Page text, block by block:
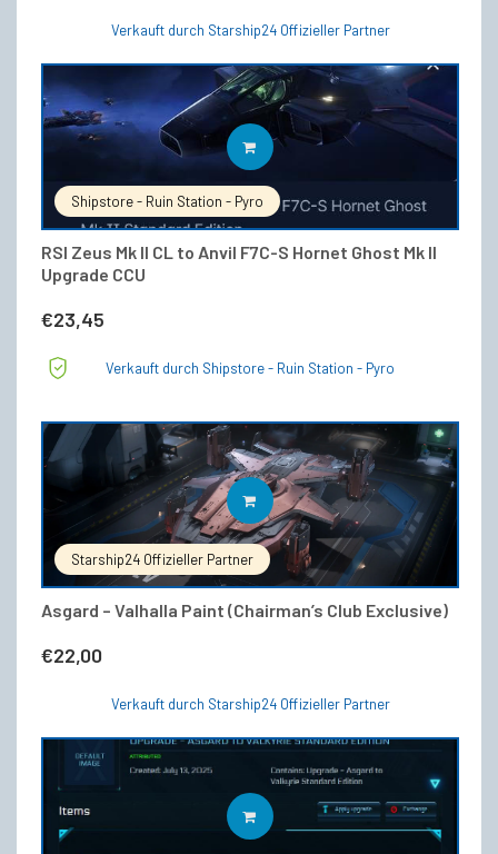
Verkauft durch Starship24 Offizieller Partner
Shipstore - Ruin Station - Pyro
RSI Zeus Mk II CL to Anvil F7C-S Hornet Ghost Mk II
Upgrade CCU
€23,45
IN DEN WARENKORB
Verkauft durch Shipstore - Ruin Station - Pyro
Starship24 Offizieller Partner
Asgard – Valhalla Paint (Chairman’s Club Exclusive)
€22,00
IN DEN WARENKORB
Verkauft durch Starship24 Offizieller Partner
IN DEN WARENKORB